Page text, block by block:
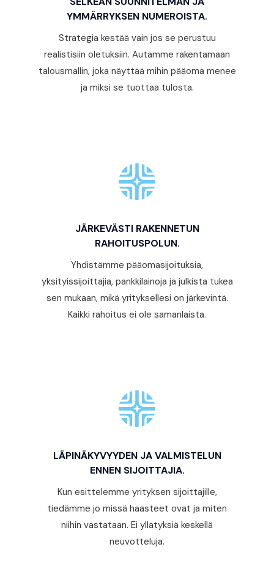
YMMÄRRYKSEN NUMEROISTA.
Strategia kestää vain jos se perustuu
realistisiin oletuksiin. Autamme rakentamaan
talousmallin, joka näyttää mihin pääoma menee
ja miksi se tuottaa tulosta.
JÄRKEVÄSTI RAKENNETUN
RAHOITUSPOLUN.
Yhdistämme pääomasijoituksia,
yksityissijoittajia, pankkilainoja ja julkista tukea
sen mukaan, mikä yrityksellesi on järkevintä.
Kaikki rahoitus ei ole samanlaista.
LÄPINÄKYVYYDEN JA VALMISTELUN
ENNEN SIJOITTAJIA.
Kun esittelemme yrityksen sijoittajille,
tiedämme jo missä haasteet ovat ja miten
niihin vastataan. Ei yllätyksiä keskellä
neuvotteluja.